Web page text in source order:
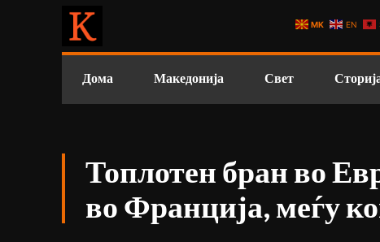
Дома Македонија Свет
Топлотен бран во
во Франција, меѓу
MK EN